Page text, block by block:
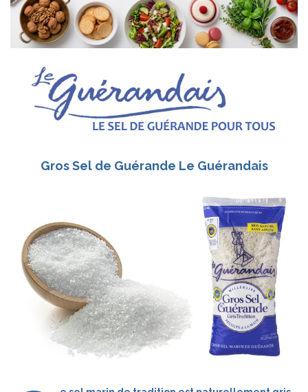
Gros Sel de Guérande Le Guérandais